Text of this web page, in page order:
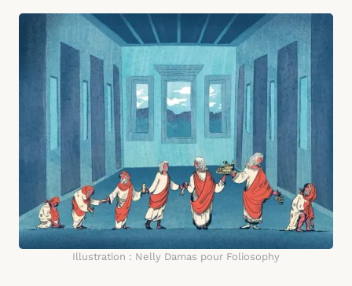
Illustration : Nelly Damas pour Foliosophy